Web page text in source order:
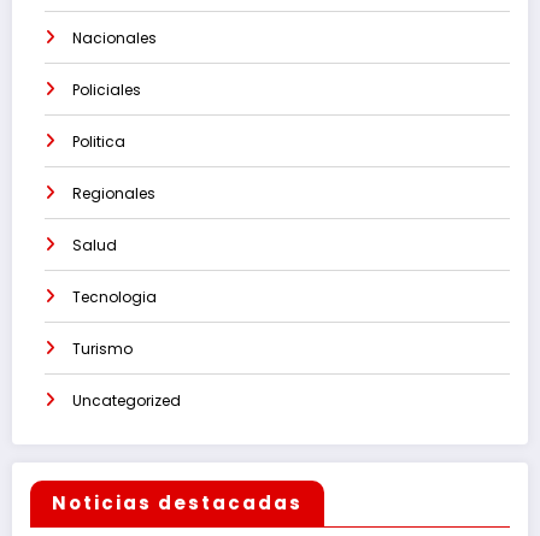
Nacionales
Policiales
Politica
Regionales
Salud
Tecnologia
Turismo
Uncategorized
Noticias destacadas